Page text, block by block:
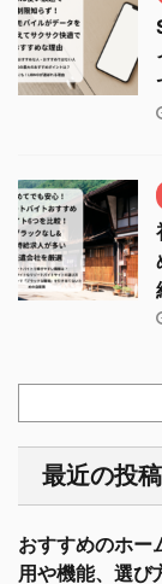
最近の投稿
おすすめのホー
用や機能、選び